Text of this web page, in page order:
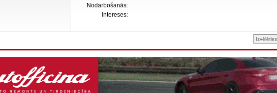
Nodarbošanās:
Intereses: